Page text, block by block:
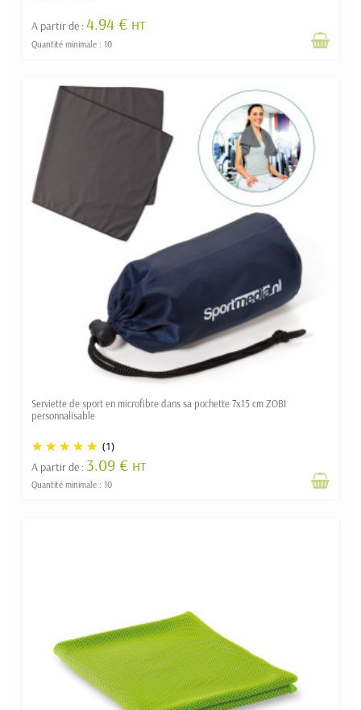
A partir de :4.94 € HT
Quantité minimale : 10
Serviette de sport en microfibre dans sa pochette 7x15 cm ZOBI
personnalisable
(1)
A partir de : 3.09 € HT
Quantité minimale : 10